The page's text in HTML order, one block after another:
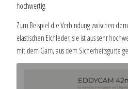
hochwertig.
Zum Beispiel die Verbindung zwischen
elastischen Elchleder, sie ist aus sehr
mit dem Garn, aus dem Sicherheitsgurte